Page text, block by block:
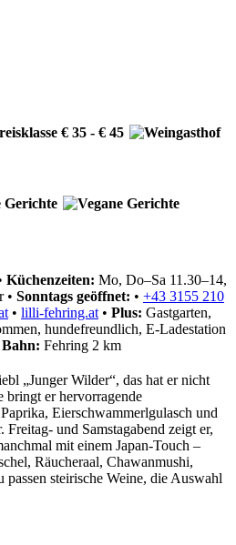
Küchenzeiten: Mo, Do–Sa 11.30–14,
• Sonntags geöffnet: • +43 3155 210
• lilli-fehring.at • Plus: Gastgarten,
hundefreundlich, E-Ladestation
Bahn: Fehring 2 km
„Junger Wilder“, das hat er nicht
bringt er hervorragende
Eierschwammerlgulasch und
und Samstagabend zeigt er,
mit einem Japan-Touch –
Räucheraal, Chawanmushi,
steirische Weine, die Auswahl